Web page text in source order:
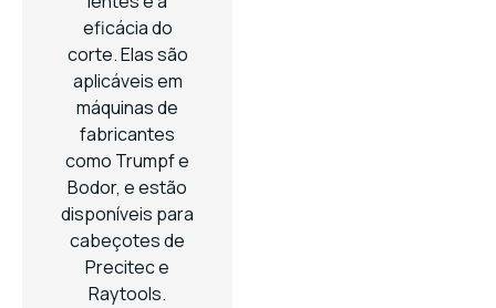
eficácia do
corte. Elas são
aplicáveis em
máquinas de
fabricantes
como Trumpf e
Bodor, e estão
disponíveis para
cabeçotes de
Precitec e
Raytools.